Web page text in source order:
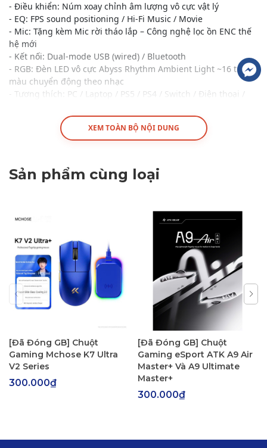
- Điều khiển: Núm xoay chỉnh âm lượng vô cực vật lý
- EQ: FPS sound positioning / Hi-Fi Music / Movie
- Mic: Tặng kèm Mic rời tháo lắp – Công nghệ lọc ồn ENC thế
hệ mới
- Kết nối: Dual-mode USB (wired) / Bluetooth
- RGB: Đèn LED vô cực Abyss Rhythm Ambient Light ~16 triệu
màu chuyển động theo nhạc
- Tương thích: PC / Laptop / PS5 / PS4 / Switch / Điện thoại /
- Kích thước: ~428.7 × 76.1 × 97.4 mm
XEM TOÀN BỘ NỘI DUNG
Sản phẩm cùng loại
[Đã Đóng GB] Chuột
Gaming Mchose K7 Ultra
V2 Series
300.000₫
[Đã Đóng GB] Chuột
Gaming eSport ATK A9 Air
Master+ Và A9 Ultimate
Master+
300.000₫